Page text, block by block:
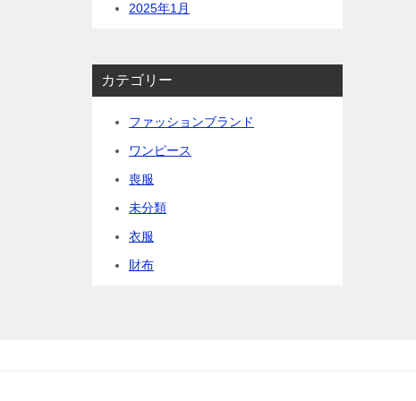
2025年1月
カテゴリー
ファッションブランド
ワンピース
喪服
未分類
衣服
財布